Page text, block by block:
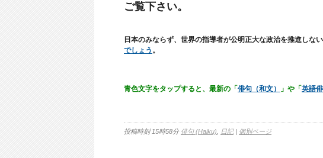
ご覧下さい。
日本のみならず、世界の指導者が公明正大な政治を推進しない
でしょう 。
青色文字をタップすると、最新の「 俳句（和文） 」や「 英語
投稿時刻 15時58分 俳句 (Haiku) 日記 個別ページ